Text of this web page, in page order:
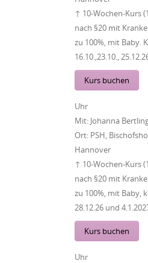
↑ 10-Wochen-Kurs
nach §20 mit
zu 100%, mit Baby.
16.10.,23.10.,
Kurs buchen
Uhr
Mit: Johanna
Ort: PSH,
Hannover
↑ 10-Wochen-Kurs
nach §20 mit
zu 100%, mit Baby,
28.12.26 und
Kurs buchen
Uhr